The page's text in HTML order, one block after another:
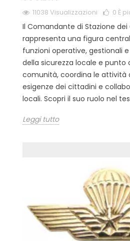
11038 Visualizzazioni 0 È
Il Comandante di Stazione dei
rappresenta una figura
funzioni operative, gestionali e
della sicurezza locale e punto
comunità, coordina le attività
esigenze dei cittadini e
locali. Scopri il suo ruolo nel
Leggi tutto